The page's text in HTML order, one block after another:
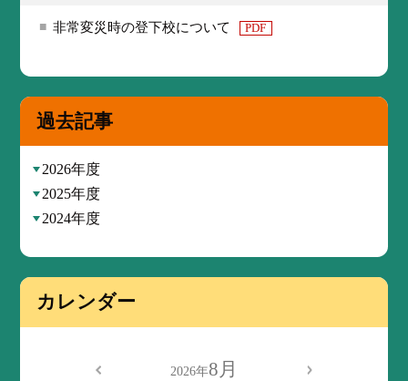
非常変災時の登下校について PDF
過去記事
2026年度
2025年度
2024年度
カレンダー
2026年8月